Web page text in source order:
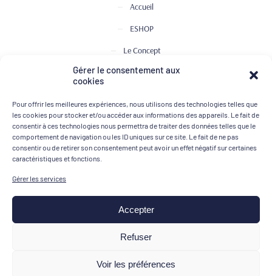
Gérer le consentement aux
cookies
Pour offrir les meilleures expériences, nous utilisons des technologies telles que
les cookies pour stocker et/ou accéder aux informations des appareils. Le fait de
consentir à ces technologies nous permettra de traiter des données telles que le
comportement de navigation ou les ID uniques sur ce site. Le fait de ne pas
consentir ou de retirer son consentement peut avoir un effet négatif sur certaines
caractéristiques et fonctions.
Gérer les services
Accepter
Refuser
Voir les préférences
Accueil
ESHOP
Le Concept
Club de Dégustation
Contact
MOYENS DE PAIEMENT
Mentions légales
Politique de confidentialité